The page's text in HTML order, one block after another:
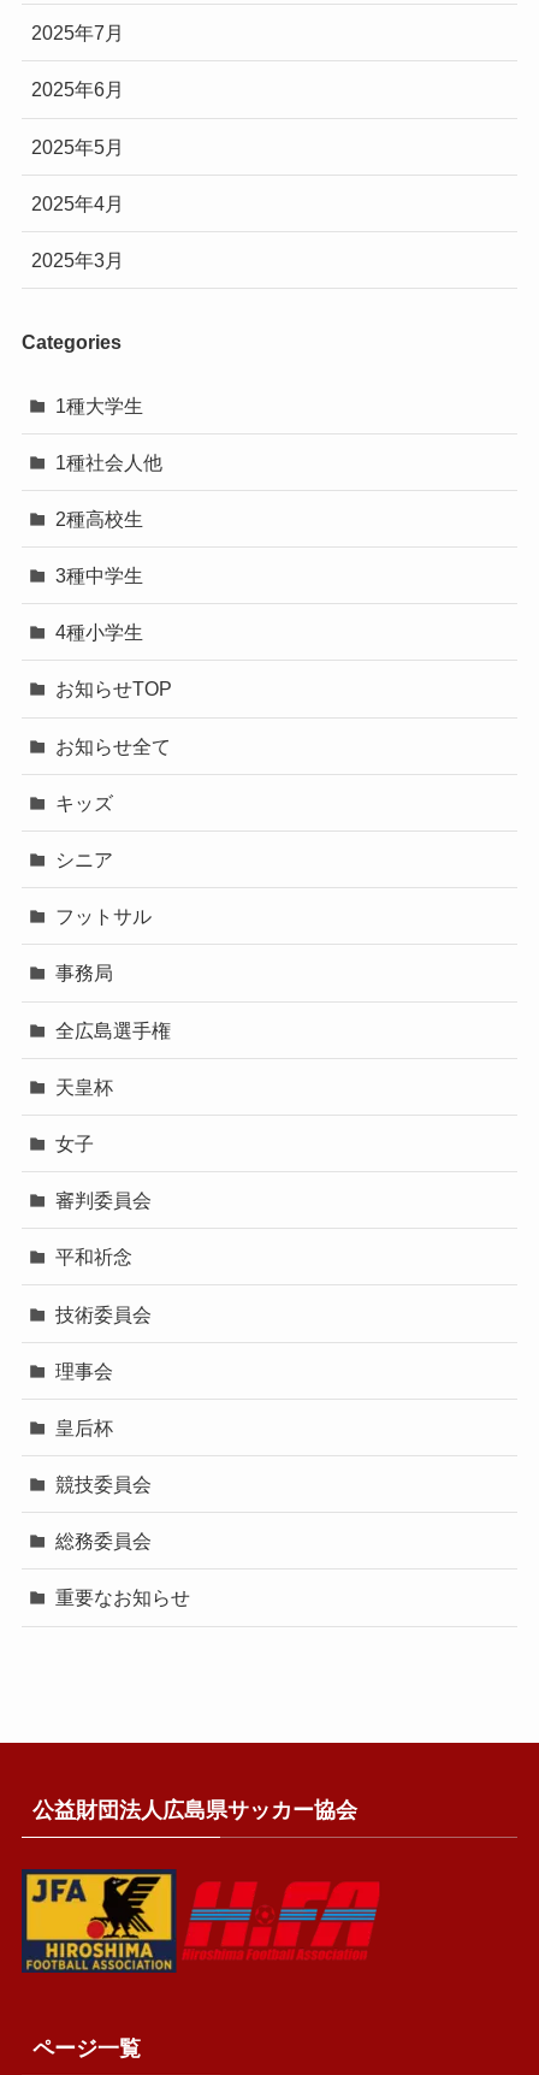
2025年7月
2025年6月
2025年5月
2025年4月
2025年3月
Categories
1種大学生
1種社会人他
2種高校生
3種中学生
4種小学生
お知らせTOP
お知らせ全て
キッズ
シニア
フットサル
事務局
全広島選手権
天皇杯
女子
審判委員会
平和祈念
技術委員会
理事会
皇后杯
競技委員会
総務委員会
重要なお知らせ
公益財団法人広島県サッカー協会
ページ一覧